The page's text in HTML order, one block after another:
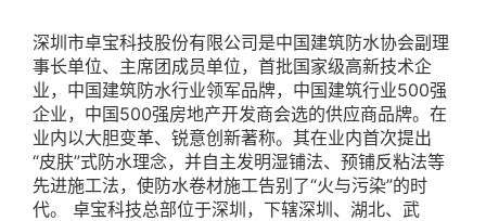
深圳市卓宝科技股份有限公司是中国建筑防水协会副理
事长单位、主席团成员单位，首批国家级高新技术企
业，中国建筑防水行业领军品牌，中国建筑行业500强
企业，中国500强房地产开发商会选的供应商品牌。在
业内以大胆变革、锐意创新著称。其在业内首次提出
“皮肤”式防水理念，并自主发明湿铺法、预铺反粘法等
先进施工法，使防水卷材施工告别了“火与污染”的时
代。 卓宝科技总部位于深圳，下辖深圳、湖北、武